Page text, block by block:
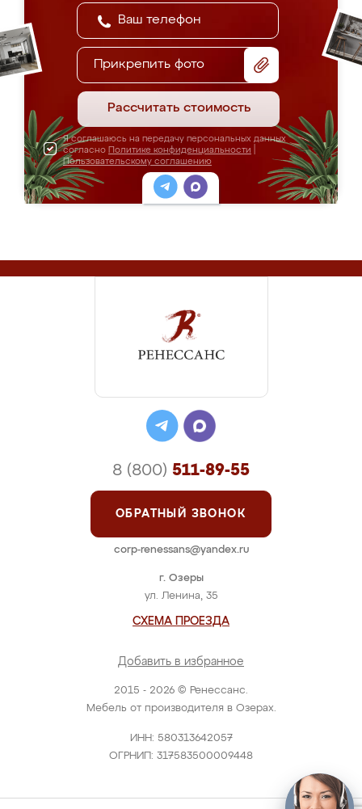
Прикрепить фото
Рассчитать стоимость
Я соглашаюсь на передачу персональных данных
согласно Политике конфиденциальности
Пользовательскому соглашению
2015 - 2026 © Ренессанс.
Мебель от производителя в Озерах.
ИНН: 580313642057
ОГРНИП: 317583500009448
г. Озеры
ул. Ленина, 35
СХЕМА ПРОЕЗДА
Добавить в избранное
8 (800) 511-89-55
ОБРАТНЫЙ ЗВОНОК
corp-renessans@yandex.ru